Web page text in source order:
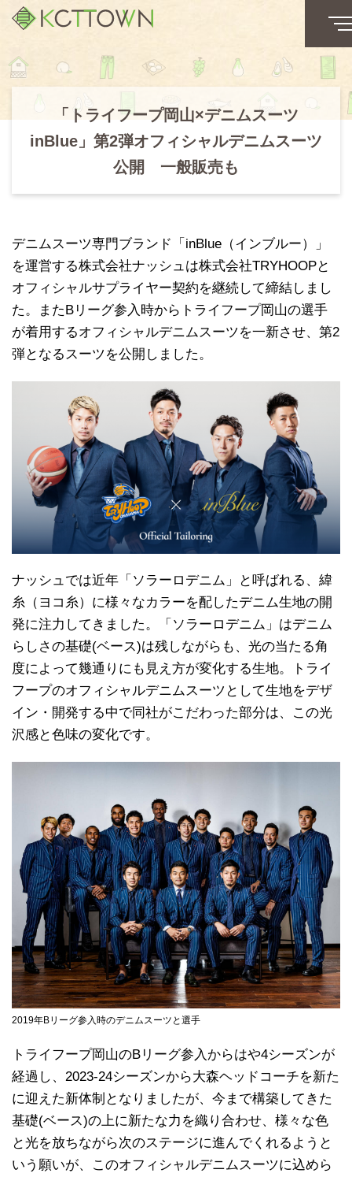
「トライフープ岡山×デニムスーツ
inBlue」第2弾オフィシャルデニムスーツ
公開 一般販売も
デニムスーツ専門ブランド「inBlue（インブルー）」
を運営する株式会社ナッシュは株式会社TRYHOOPと
オフィシャルサプライヤー契約を継続して締結しまし
た。またBリーグ参入時からトライフープ岡山の選手
が着用するオフィシャルデニムスーツを一新させ、第2
弾となるスーツを公開しました。
ナッシュでは近年「ソラーロデニム」と呼ばれる、緯
糸（ヨコ糸）に様々なカラーを配したデニム生地の開
発に注力してきました。「ソラーロデニム」はデニム
らしさの基礎(ベース)は残しながらも、光の当たる角
度によって幾通りにも見え方が変化する生地。トライ
フープのオフィシャルデニムスーツとして生地をデザ
イン・開発する中で同社がこだわった部分は、この光
沢感と色味の変化です。
2019年Bリーグ参入時のデニムスーツと選手
トライフープ岡山のBリーグ参入からはや4シーズンが
経過し、2023-24シーズンから大森ヘッドコーチを新た
に迎えた新体制となりましたが、今まで構築してきた
基礎(ベース)の上に新たな力を織り合わせ、様々な色
と光を放ちながら次のステージに進んでくれるようと
いう願いが、このオフィシャルデニムスーツに込めら